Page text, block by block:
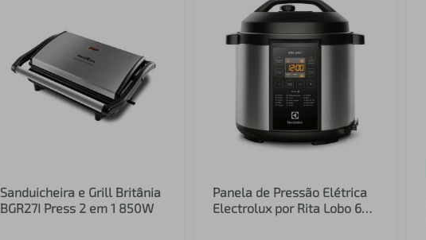
Sanduicheira e Grill Britânia
BGR27I Press 2 em 1 850W
Panela de Pressão Elétrica
Electrolux por Rita Lobo 6L